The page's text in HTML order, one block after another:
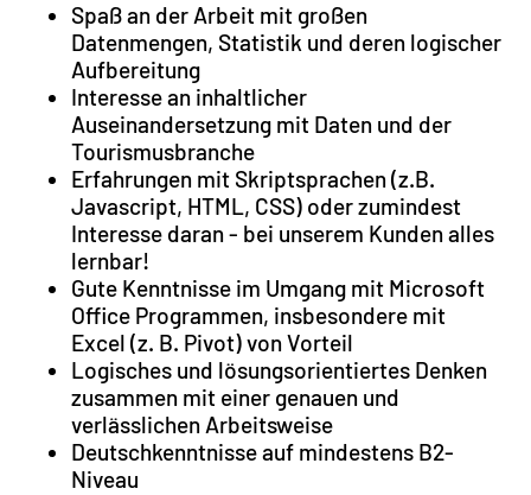
Spaß an der Arbeit mit großen
Datenmengen, Statistik und deren logischer
Aufbereitung
Interesse an inhaltlicher
Auseinandersetzung mit Daten und der
Tourismusbranche
Erfahrungen mit Skriptsprachen (z.B.
Javascript, HTML, CSS) oder zumindest
Interesse daran - bei unserem Kunden alles
lernbar!
Gute Kenntnisse im Umgang mit Microsoft
Office Programmen, insbesondere mit
Excel (z. B. Pivot) von Vorteil
Logisches und lösungsorientiertes Denken
zusammen mit einer genauen und
verlässlichen Arbeitsweise
Deutschkenntnisse auf mindestens B2-
Niveau